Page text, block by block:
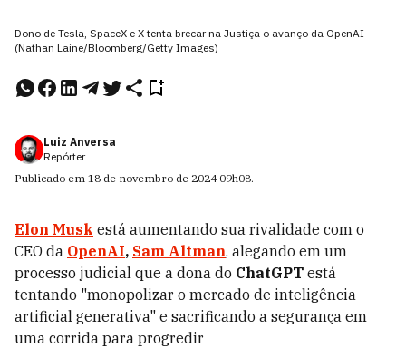
Dono de Tesla, SpaceX e X tenta brecar na Justiça o avanço da OpenAI
(Nathan Laine/Bloomberg/Getty Images)
Luiz Anversa
Repórter
Publicado em 18 de novembro de 2024 09h08.
Elon Musk está aumentando sua rivalidade com o
CEO da OpenAI, Sam Altman, alegando em um
processo judicial que a dona do ChatGPT está
tentando "monopolizar o mercado de inteligência
artificial generativa" e sacrificando a segurança em
uma corrida para progredir